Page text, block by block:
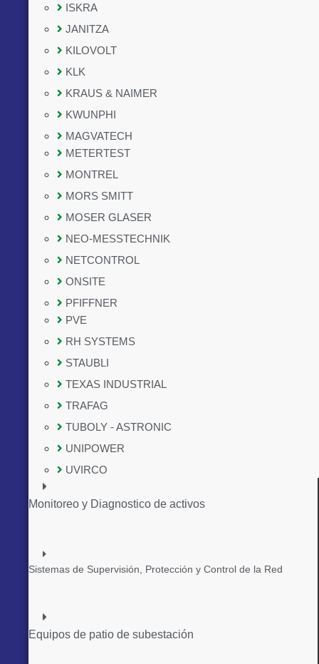
ISKRA
JANITZA
KILOVOLT
KLK
KRAUS & NAIMER
KWUNPHI
MAGVATECH
METERTEST
MONTREL
MORS SMITT
MOSER GLASER
NEO-MESSTECHNIK
NETCONTROL
ONSITE
PFIFFNER
PVE
RH SYSTEMS
STAUBLI
TEXAS INDUSTRIAL
TRAFAG
TUBOLY - ASTRONIC
UNIPOWER
UVIRCO
Monitoreo y Diagnostico de activos
Sistemas de Supervisión, Protección y Control de la Red
Equipos de patio de subestación